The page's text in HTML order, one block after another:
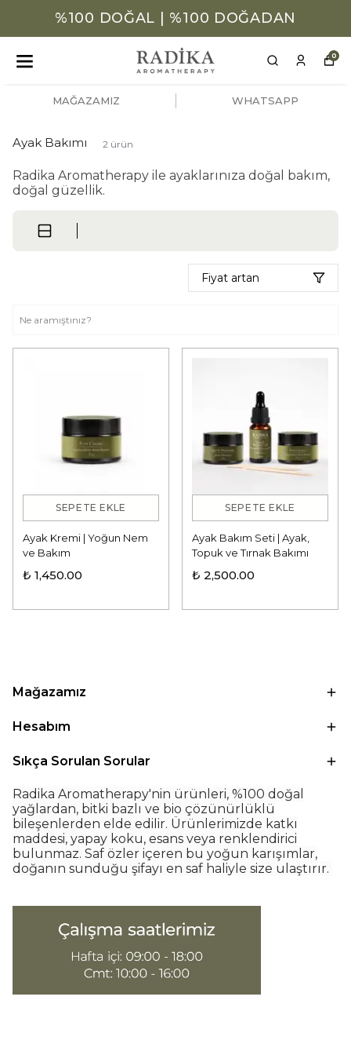
%100 DOĞAL | %100 DOĞADAN
0
MAĞAZAMIZ WHATSAPP
Ayak Bakımı 2 ürün
Radika Aromatherapy ile ayaklarınıza doğal bakım,
doğal güzellik.
Fiyat artan
SEPETE EKLE
Ayak Kremi | Yoğun Nem
ve Bakım
₺ 1,450.00
SEPETE EKLE
Ayak Bakım Seti | Ayak,
Topuk ve Tırnak Bakımı
₺ 2,500.00
Mağazamız
Hesabım
Sıkça Sorulan Sorular
Radika Aromatherapy'nin ürünleri, %100 doğal
yağlardan, bitki bazlı ve bio çözünürlüklü
bileşenlerden elde edilir. Ürünlerimizde katkı
maddesi, yapay koku, esans veya renklendirici
bulunmaz. Saf özler içeren bu yoğun karışımlar,
doğanın sunduğu şifayı en saf haliyle size ulaştırır.